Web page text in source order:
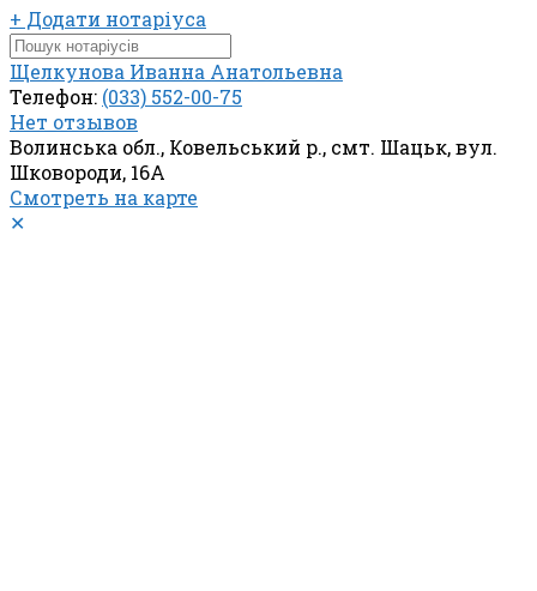
+ Додати нотаріуса
Щелкунова Иванна Анатольевна
Телефон: (033) 552-00-75
Нет отзывов
Волинська обл., Ковельський р., смт. Шацьк, вул.
Шковороди, 16А
Смотреть на карте
✕